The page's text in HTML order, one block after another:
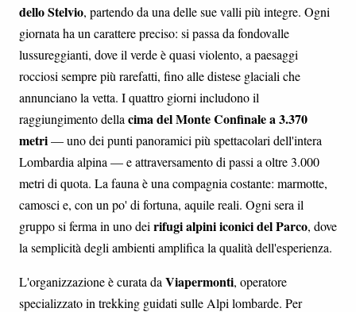
dello Stelvio, partendo da una delle sue valli più integre. Ogni
giornata ha un carattere preciso: si passa da fondovalle
lussureggianti, dove il verde è quasi violento, a paesaggi
rocciosi sempre più rarefatti, fino alle distese glaciali che
annunciano la vetta. I quattro giorni includono il
raggiungimento della cima del Monte Confinale a 3.370
metri— uno dei punti panoramici più spettacolari dell'intera
Lombardia alpina — e attraversamento di passi a oltre 3.000
metri di quota. La fauna è una compagnia costante: marmotte,
camosci e, con un po' di fortuna, aquile reali. Ogni sera il
gruppo si ferma in uno dei rifugi alpini iconici del Parco, dove
la semplicità degli ambienti amplifica la qualità dell'esperienza.
L'organizzazione è curata da Viapermonti, operatore
specializzato in trekking guidati sulle Alpi lombarde. Per